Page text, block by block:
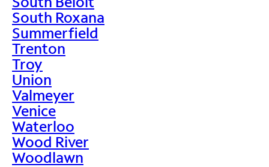
South Roxana
Summerfield
Trenton
Troy
Union
Valmeyer
Venice
Waterloo
Wood River
Woodlawn